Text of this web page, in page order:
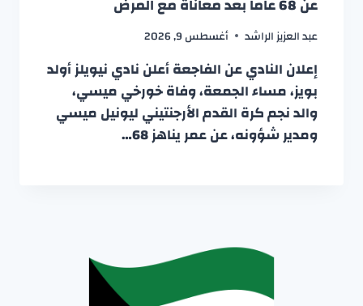
عبد العزيز الراشد أغسطس 9, 2026
إعلان النادي عن الفاجعة أعلن نادي نيويلز أولد
بويز، مساء الجمعة، وفاة خورخي ميسي،
والد نجم كرة القدم الأرجنتيني ليونيل ميسي
ومدير شؤونه، عن عمر يناهز 68…